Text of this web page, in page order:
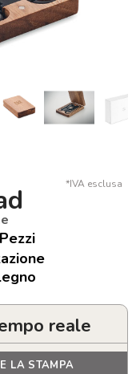
*IVA esclusa
Pezzi
reale
LA STAMPA